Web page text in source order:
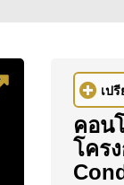
เป
คอน
โคร